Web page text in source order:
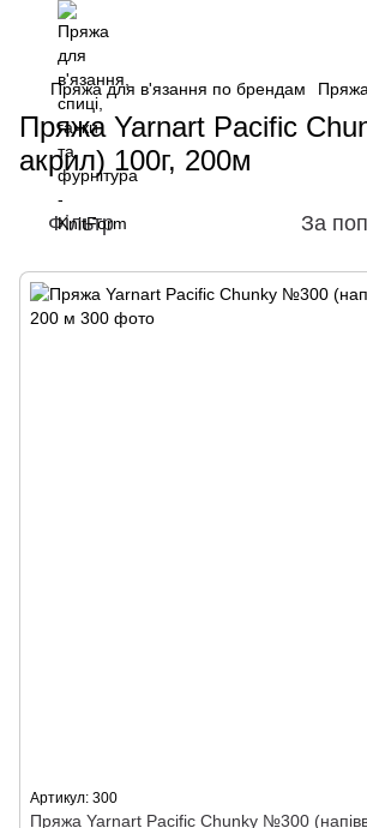
Пряжа для в'язання по брендам
Пряжа Yarnart Pacific
акрил) 100г, 200м
Фільтр За
Артикул: 300
Пряжа Yarnart Pacific Chunky №300